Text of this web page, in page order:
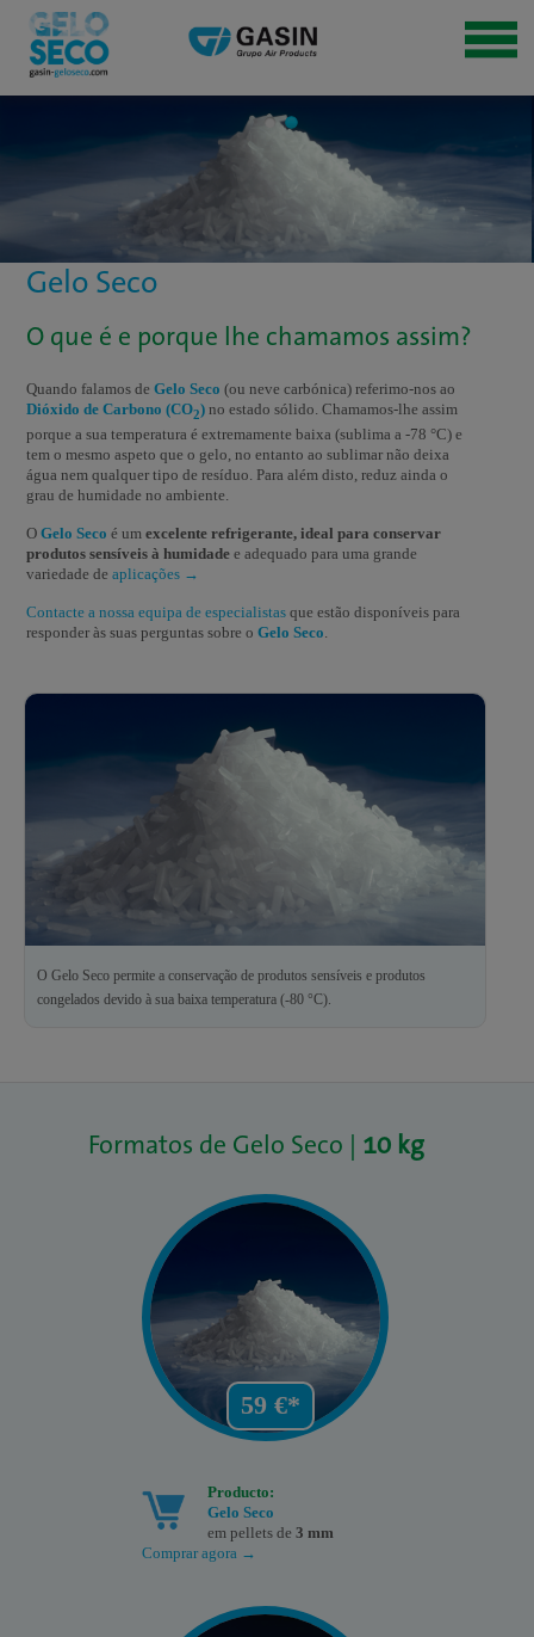
Gelo Seco | Pellets de 16 mm | 59 €*
Comprar agora →
para Portugal continental
Gelo Seco
O que é e porque lhe chamamos assim?
Quando falamos de Gelo Seco (ou neve carbónica) referimo-nos ao
Dióxido de Carbono (CO2) no estado sólido. Chamamos-lhe assim
porque a sua temperatura é extremamente baixa (sublima a -78 °C) e
tem o mesmo aspeto que o gelo, no entanto ao sublimar não deixa
água nem qualquer tipo de resíduo. Para além disto, reduz ainda o
grau de humidade no ambiente.
O Gelo Seco é um excelente refrigerante, ideal para conservar
produtos sensíveis à humidade e adequado para uma grande
variedade de aplicações →
Contacte a nossa equipa de especialistas que estão disponíveis para
responder às suas perguntas sobre o Gelo Seco.
O Gelo Seco permite a conservação de produtos sensíveis e produtos
congelados devido à sua baixa temperatura (-80 °C).
Formatos de Gelo Seco | 10 kg
59 €*
Producto:
Gelo Seco
em pellets de 3 mm
Comprar agora →